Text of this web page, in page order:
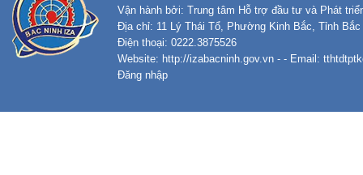
Vận hành bởi: Trung tâm Hỗ trợ đầu tư và Phát
Địa chỉ: 11 Lý Thái Tổ, Phường Kinh Bắc, Tỉnh Bắc
Điện thoại: 0222.3875526
Website: http://izabacninh.gov.vn - - Email:
Đăng nhập